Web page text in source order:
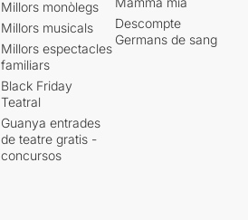
Millors monòlegs
Millors musicals
Millors espectacles
familiars
Black Friday
Teatral
Guanya entrades
de teatre gratis -
concursos
Descompte
Germans de sang